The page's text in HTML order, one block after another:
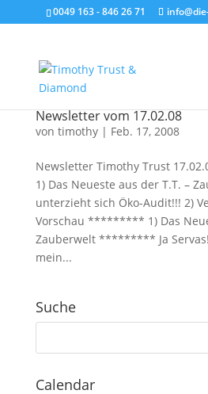
0049 163 - 846 26 71
Newsletter vom 17.02.08
von timothy| Feb. 17, 2008
Newsletter Timothy Trust
1) Das Neueste aus der T.T. –
unterzieht sich Öko-Audit!!! 2)
Vorschau ********* 1) Das
Zauberwelt ********* Ja
mein...
Suche
Calendar